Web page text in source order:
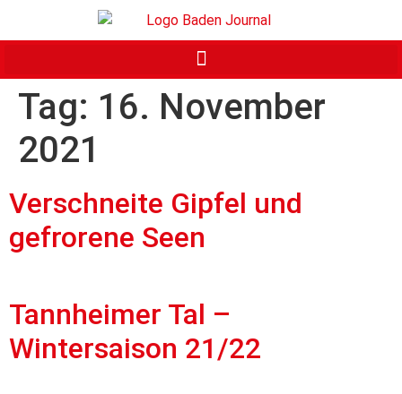
Tag: 16. November
2021
Verschneite Gipfel und
gefrorene Seen
Tannheimer Tal –
Wintersaison 21/22